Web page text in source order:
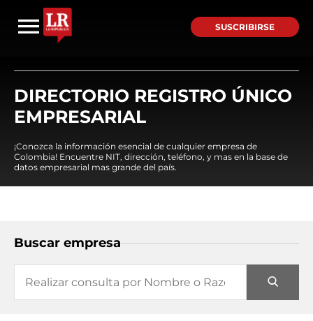
SUSCRIBIRSE
DIRECTORIO REGISTRO ÚNICO
EMPRESARIAL
¡Conozca la información esencial de cualquier empresa de
Colombia! Encuentre NIT, dirección, teléfono, y mas en la base de
datos empresarial mas grande del país.
Buscar empresa